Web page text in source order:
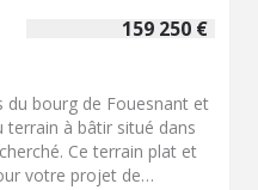
159 250 €
du bourg de Fouesnant et
terrain à bâtir situé dans
Ce terrain plat et
votre projet de